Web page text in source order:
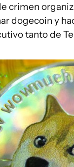
crimen
dogecoin y
tanto de